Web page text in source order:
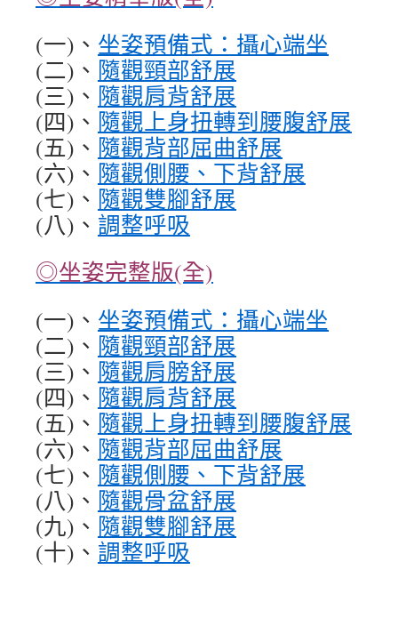
(一)、 坐姿預備式：攝心端坐
(二)、 隨觀頸部舒展
(三)、 隨觀肩背舒展
(四)、 隨觀上身扭轉到腰腹舒展
(五)、 隨觀背部屈曲舒展
(六)、 隨觀側腰、下背舒展
(七)、 隨觀雙腳舒展
(八)、 調整呼吸
◎坐姿完整版(全)
(一)、 坐姿預備式：攝心端坐
(二)、 隨觀頸部舒展
(三)、 隨觀肩膀舒展
(四)、 隨觀肩背舒展
(五)、 隨觀上身扭轉到腰腹舒展
(六)、 隨觀背部屈曲舒展
(七)、 隨觀側腰、下背舒展
(八)、 隨觀骨盆舒展
(九)、 隨觀雙腳舒展
(十)、 調整呼吸